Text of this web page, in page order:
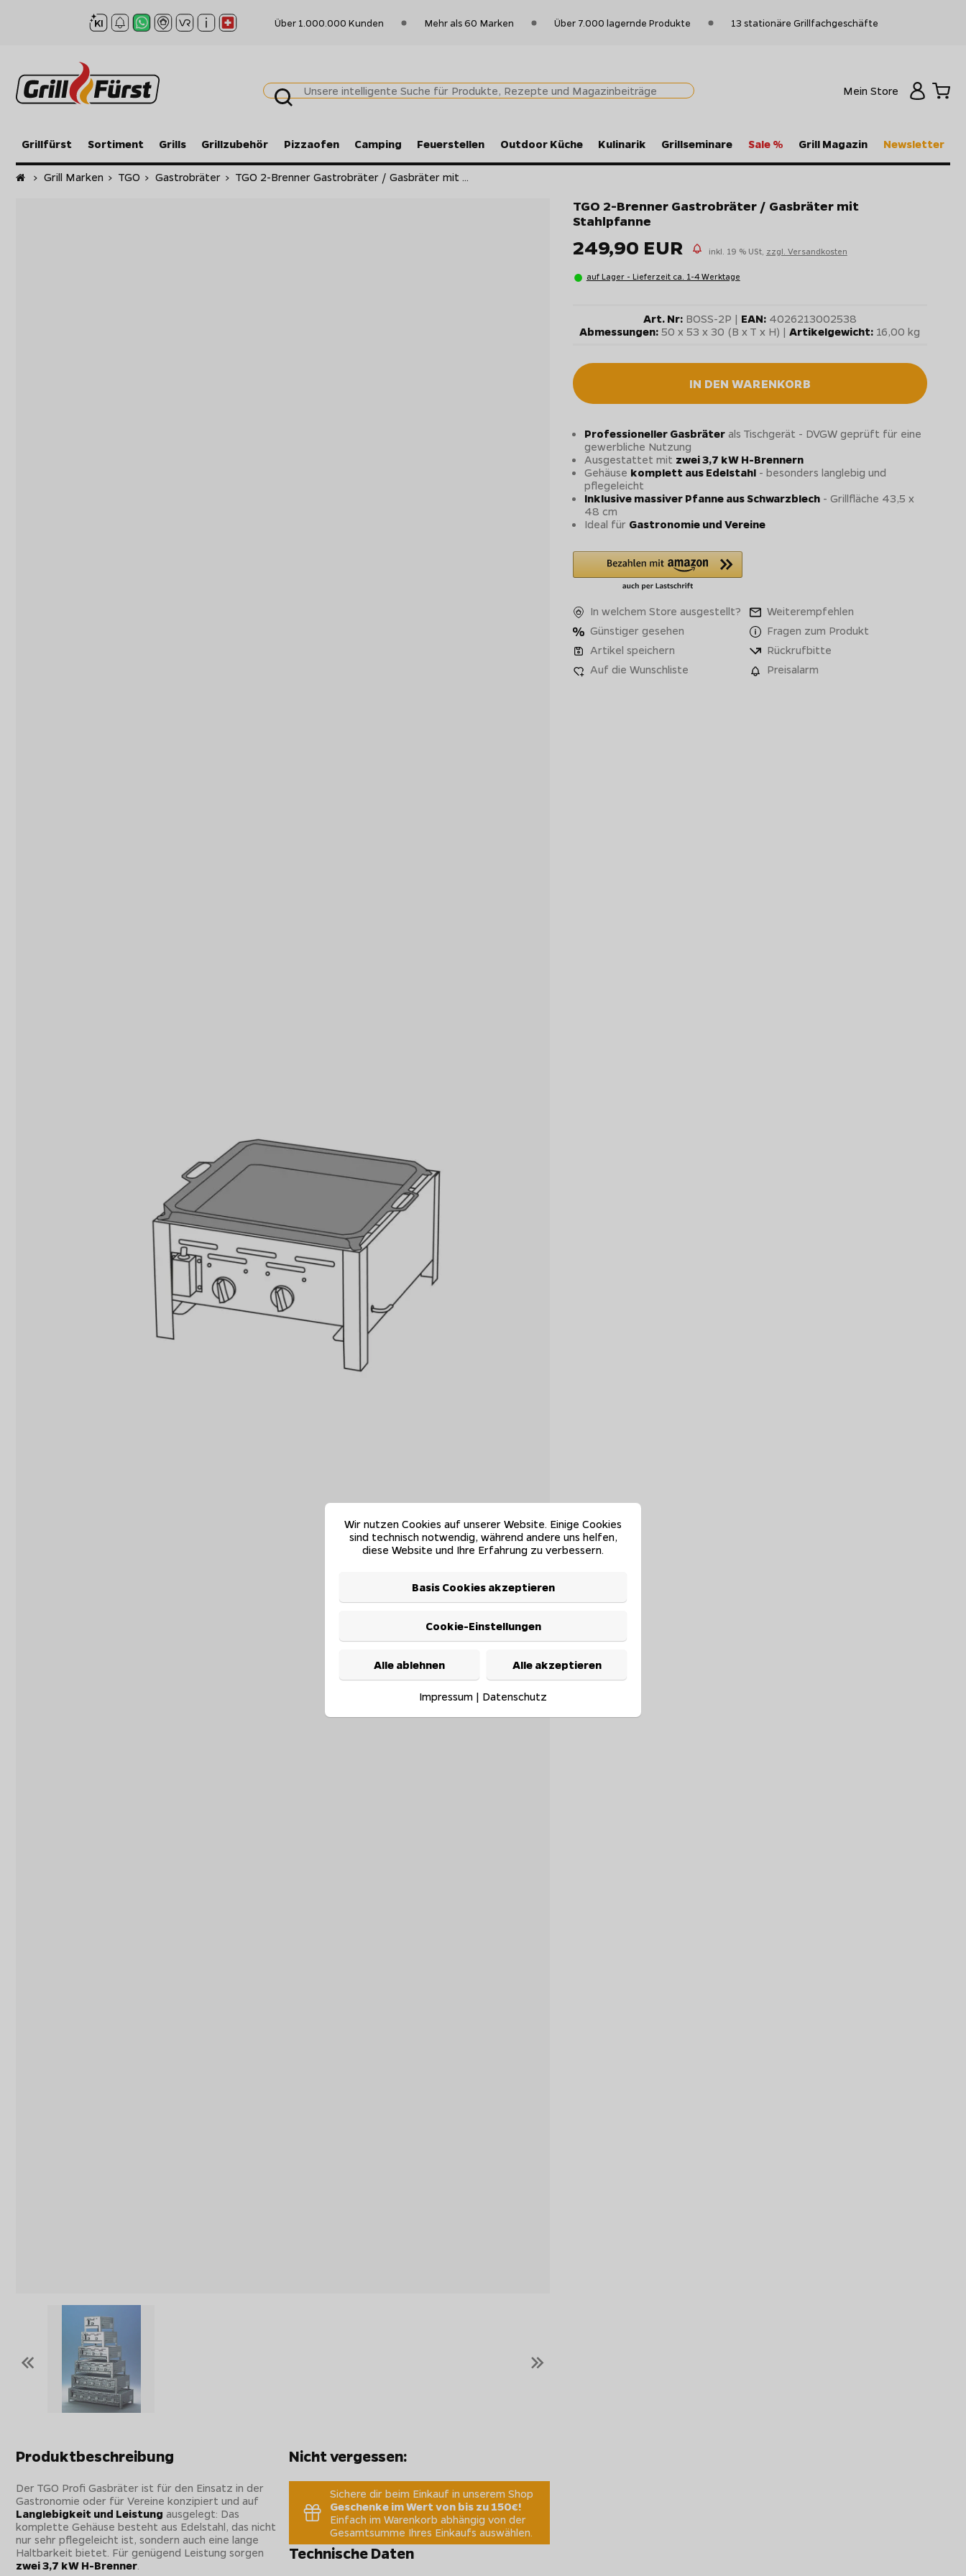
Über 1.000.000 Kunden Mehr als 60 Marken Über 7.000 lagernde Produkte 13 stationäre Grillfachgeschäfte
Mein Store
Grillfürst Sortiment Grills Grillzubehör Pizzaofen Camping Feuerstellen Outdoor Küche Kulinarik Grillseminare Sale % Grill Magazin Newsletter
Startseite
> Grill Marken > TGO > Gastrobräter > TGO 2-Brenner Gastrobräter / Gasbräter mit ...
« »
TGO 2-Brenner Gastrobräter / Gasbräter mit
Stahlpfanne
249,90 EUR inkl. 19 % USt, zzgl. Versandkosten
auf Lager - Lieferzeit ca. 1-4 Werktage
Art. Nr:BOSS-2P | EAN:4026213002538
Abmessungen: 50 x 53 x 30 (B x T x H) |Artikelgewicht: 16,00 kg
IN DEN WARENKORB
Professioneller Gasbräterals Tischgerät - DVGW geprüft für eine
gewerbliche Nutzung
Ausgestattet mit zwei 3,7 kW H-Brennern
Gehäuse komplett aus Edelstahl- besonders langlebig und
pflegeleicht
Inklusive massiver Pfanne aus Schwarzblech- Grillfläche 43,5 x
48 cm
Ideal für Gastronomie und Vereine
In welchem Store ausgestellt?
Weiterempfehlen
Günstiger gesehen
Fragen zum Produkt
Artikel speichern
Rückrufbitte
Auf die Wunschliste
Preisalarm
Produktbeschreibung
Der TGO Profi Gasbräter ist für den Einsatz in der
Gastronomie oder für Vereine konzipiert und auf
Langlebigkeit und Leistung ausgelegt: Das
komplette Gehäuse besteht aus Edelstahl, das nicht
nur sehr pflegeleicht ist, sondern auch eine lange
Haltbarkeit bietet. Für genügend Leistung sorgen
zwei 3,7 kW H-Brenner
Nicht vergessen:
Sichere dir beim Einkauf in unserem Shop
Geschenke im Wert von bis zu 150€!
Einfach im Warenkorb abhängig von der
Gesamtsumme Ihres Einkaufs auswählen.
Technische Daten
Wir nutzen Cookies auf unserer Website. Einige Cookies
sind technisch notwendig, während andere uns helfen,
diese Website und Ihre Erfahrung zu verbessern.
Basis Cookies akzeptieren
Cookie-Einstellungen
Alle ablehnen Alle akzeptieren
Impressum | Datenschutz